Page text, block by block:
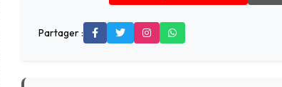
Partager :